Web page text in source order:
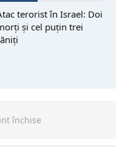
terorist în Israel: Doi
şi cel puțin trei
închise